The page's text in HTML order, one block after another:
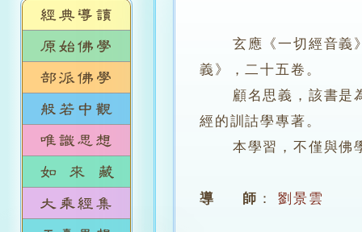
玄應《一切經音義
義》，二十五卷。
顧名思義，該書是為
經的訓詁學專著。
本學習，不僅與佛學
導 師 ： 劉景雲